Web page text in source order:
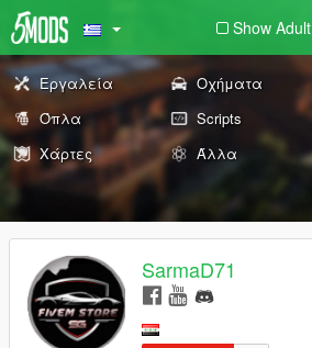
Show Adult
Εργαλεία Οχήματα
Όπλα
Scripts
Χάρτες
Άλλα
SarmaD71